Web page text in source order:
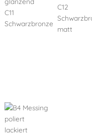
C11
Schwarzbronze
C12
matt